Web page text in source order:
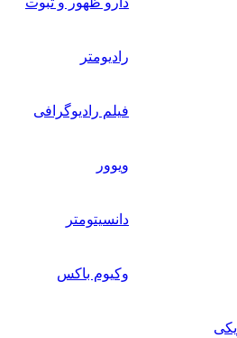
رادیومتر
فیلم رادیوگرافی
ویوور
دانسیتومتر
وکیوم باکس